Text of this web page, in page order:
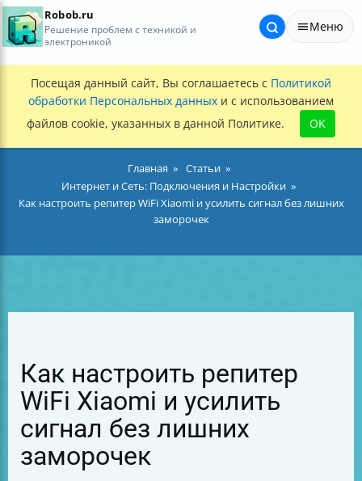
Robob.ru
Решение проблем с техникой и
электроникой
Меню
Посещая данный сайт, Вы соглашаетесь с Политикой
обработки Персональных данных и с использованием
файлов cookie, указанных в данной Политике.
OK
Главная
Статьи
Интернет и Сеть: Подключения и Настройки
Как настроить репитер WiFi Xiaomi и усилить сигнал без лишних
заморочек
Как настроить репитер
WiFi Xiaomi и усилить
сигнал без лишних
заморочек